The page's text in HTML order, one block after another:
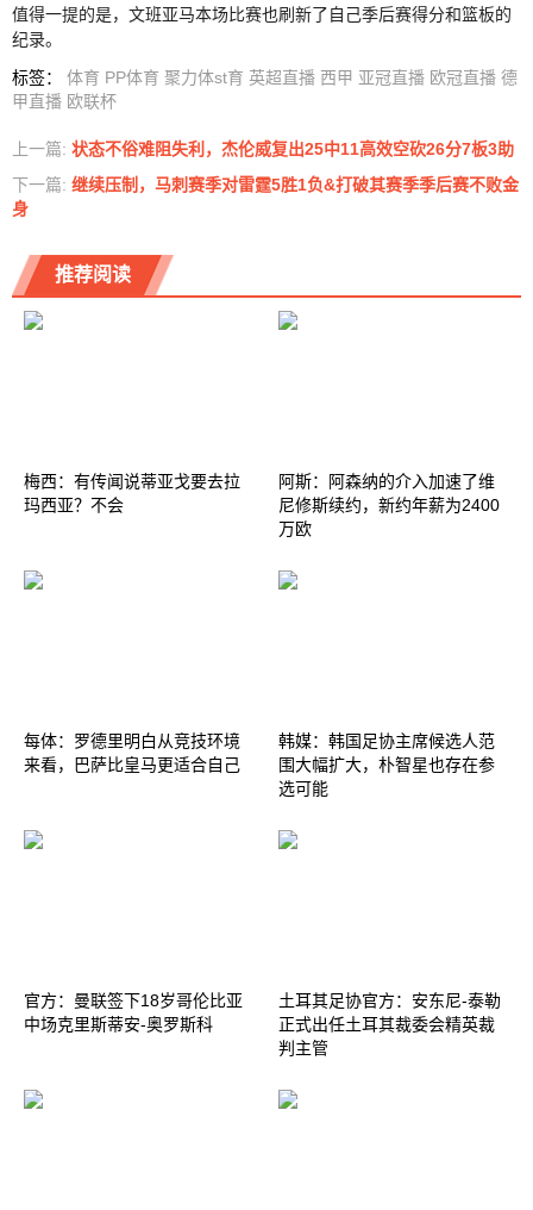
值得一提的是，文班亚马本场比赛也刷新了自己季后赛得分和篮板的
纪录。
标签： 体育 PP体育 聚力体st育 英超直播 西甲 亚冠直播 欧冠直播 德
甲直播 欧联杯
上一篇: 状态不俗难阻失利，杰伦威复出25中11高效空砍26分7板3助
下一篇: 继续压制，马刺赛季对雷霆5胜1负&打破其赛季季后赛不败金
身
推荐阅读
梅西：有传闻说蒂亚戈要去拉
玛西亚？不会
阿斯：阿森纳的介入加速了维
尼修斯续约，新约年薪为2400
万欧
每体：罗德里明白从竞技环境
来看，巴萨比皇马更适合自己
韩媒：韩国足协主席候选人范
围大幅扩大，朴智星也存在参
选可能
官方：曼联签下18岁哥伦比亚
中场克里斯蒂安-奥罗斯科
土耳其足协官方：安东尼-泰勒
正式出任土耳其裁委会精英裁
判主管